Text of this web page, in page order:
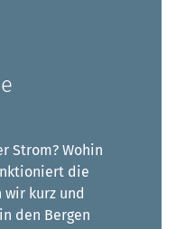
Strom? Wohin
die
wir kurz und
den Bergen